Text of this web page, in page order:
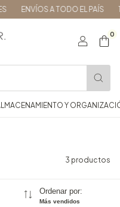
ENVÍOS A TODO EL PAÍS
0
Y
3 productos
Ordenar por:
Más vendidos